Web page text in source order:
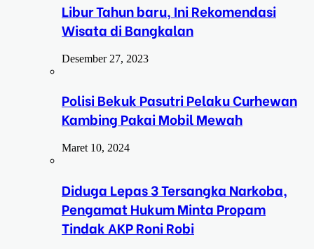
Libur Tahun baru, Ini Rekomendasi
Wisata di Bangkalan
Desember 27, 2023
Polisi Bekuk Pasutri Pelaku Curhewan
Kambing Pakai Mobil Mewah
Maret 10, 2024
Diduga Lepas 3 Tersangka Narkoba,
Pengamat Hukum Minta Propam
Tindak AKP Roni Robi